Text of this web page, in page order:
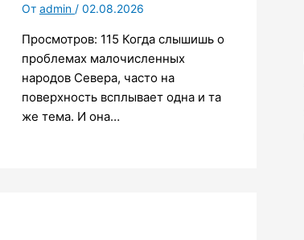
От admin / 02.08.2026
Просмотров: 115 Когда слышишь о
проблемах малочисленных
народов Севера, часто на
поверхность всплывает одна и та
же тема. И она…